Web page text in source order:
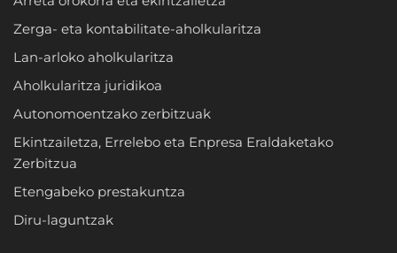
Zerga- eta kontabilitate-aholkularitza
Lan-arloko aholkularitza
Aholkularitza juridikoa
Autonomoentzako zerbitzuak
Ekintzailetza, Errelebo eta Enpresa Eraldaketako
Zerbitzua
Etengabeko prestakuntza
Diru-laguntzak